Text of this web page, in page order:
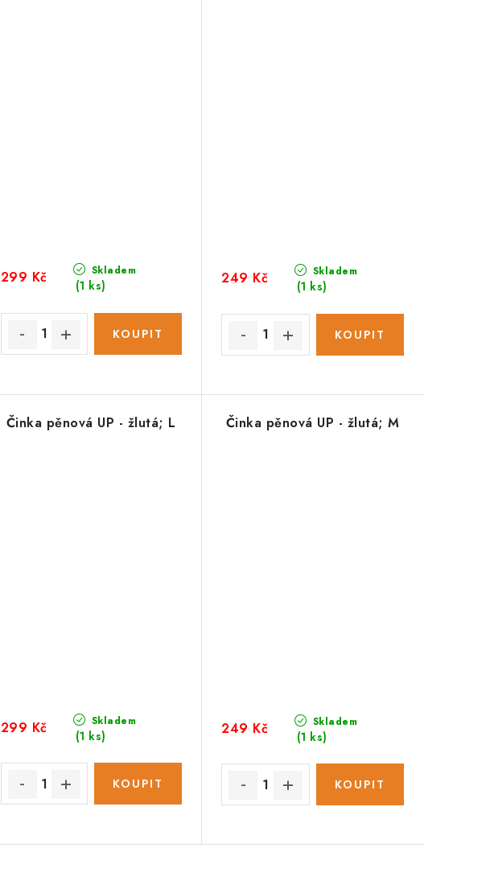
Skladem
(1 ks)
299 Kč Skladem
(1 ks)
249 Kč
Činka pěnová UP - žlutá; L
Skladem
(1 ks)
299 Kč
Činka pěnová UP - žlutá; M
Skladem
(1 ks)
249 Kč